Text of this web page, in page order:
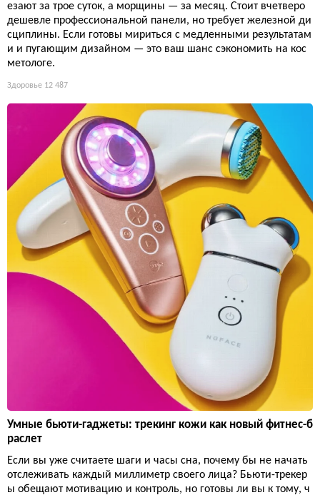
езают за трое суток, а морщины — за месяц. Стоит вчетверо
дешевле профессиональной панели, но требует железной ди
сциплины. Если готовы мириться с медленными результатам
и и пугающим дизайном — это ваш шанс сэкономить на кос
метологе.
Здоровье 12 487
Умные бьюти-гаджеты: трекинг кожи как новый фитнес-б
раслет
Если вы уже считаете шаги и часы сна, почему бы не начать
отслеживать каждый миллиметр своего лица? Бьюти-трекер
ы обещают мотивацию и контроль, но готовы ли вы к тому, ч